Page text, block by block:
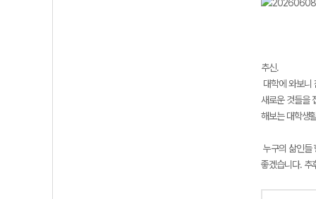
추신.
대학에 와보니
새로운 것들을
해보는 대학생
누구의 삶인들
좋겠습니다. 추